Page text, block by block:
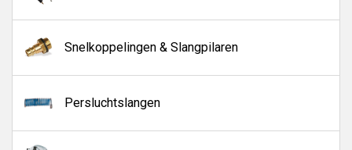
Snelkoppelingen & Slangpilaren
Persluchtslangen